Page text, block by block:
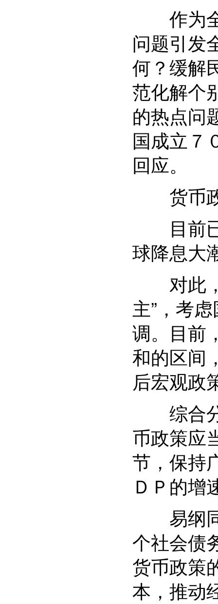
作为全
问题引发
何？缓解
范化解个
的热点问
国成立７
回应。
货币政
目前已
球降息大
对此，
主”，考
调。目前
和的区间
后宏观政
综合分
币政策应
节，保持
ＤＰ的增
易纲同
个社会债
货币政策
本，推动